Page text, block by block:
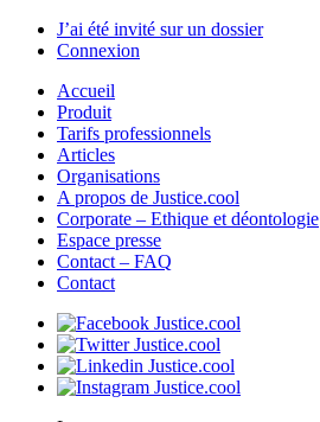
J’ai été invité sur un dossier
Connexion
Accueil
Produit
Tarifs professionnels
Articles
Organisations
A propos de Justice.cool
Corporate – Ethique et déontologie
Espace presse
Contact – FAQ
Contact